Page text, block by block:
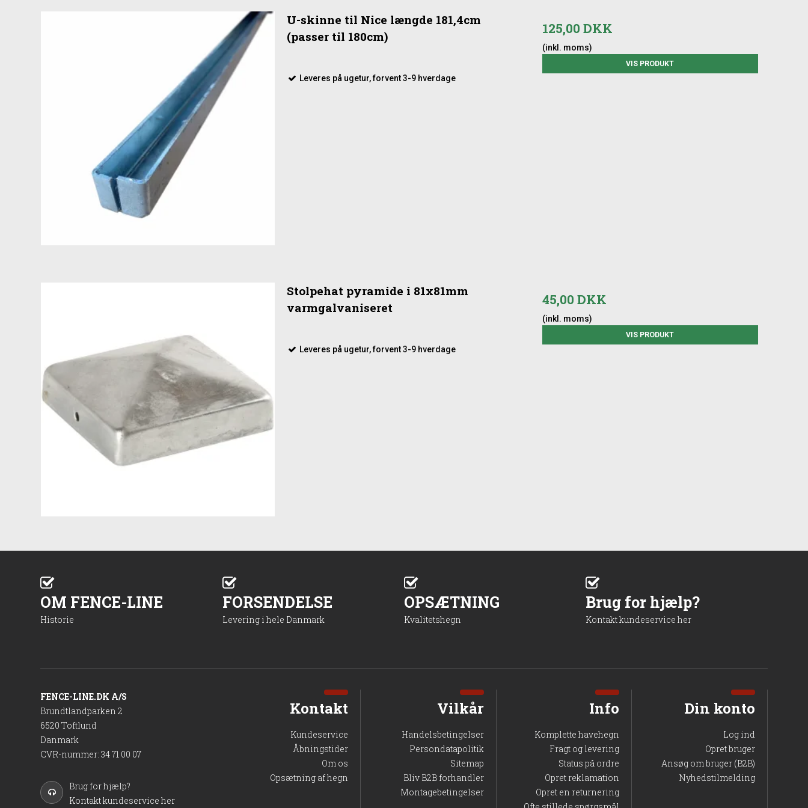
U-skinne til Nice længde 181,4cm
(passer til 180cm)
Leveres på ugetur, forvent 3-9 hverdage
125,00 DKK
(inkl. moms)
VIS PRODUKT
Stolpehat pyramide i 81x81mm
varmgalvaniseret
Leveres på ugetur, forvent 3-9 hverdage
45,00 DKK
(inkl. moms)
VIS PRODUKT
OM FENCE-LINE
Historie
FORSENDELSE
Levering i hele Danmark
OPSÆTNING
Kvalitetshegn
Brug for hjælp?
Kontakt kundeservice her
FENCE-LINE.DK A/S
Brundtlandparken 2
6520 Toftlund
Danmark
CVR-nummer: 34 71 00 07
Brug for hjælp?
Kontakt kundeservice her
Kontakt
Kundeservice
Åbningstider
Om os
Opsætning af hegn
Vilkår
Handelsbetingelser
Persondatapolitik
Sitemap
Bliv B2B forhandler
Montagebetingelser
Info
Komplette havehegn
Fragt og levering
Status på ordre
Opret reklamation
Opret en returnering
Din konto
Log ind
Opret bruger
Ansøg om bruger (B2B)
Nyhedstilmelding